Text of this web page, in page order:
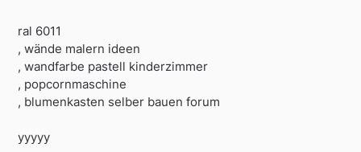
ral 6011
, wände malern ideen
, wandfarbe pastell kinderzimmer
, popcornmaschine
, blumenkasten selber bauen forum
yyyyy